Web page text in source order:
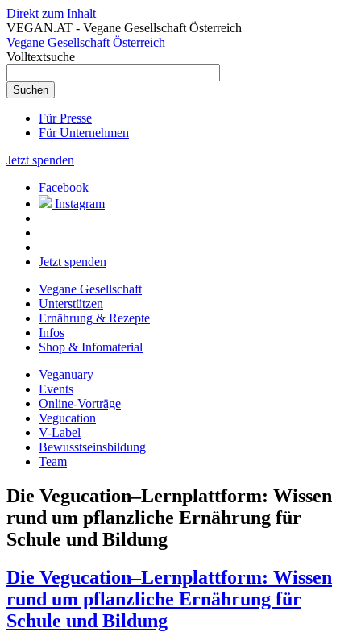
Direkt zum Inhalt
VEGAN.AT - Vegane Gesellschaft Österreich
Vegane Gesellschaft Österreich
Volltextsuche
Für Presse
Für Unternehmen
Jetzt spenden
Facebook
Instagram
Jetzt spenden
Vegane Gesellschaft
Unterstützen
Ernährung & Rezepte
Infos
Shop & Infomaterial
Veganuary
Events
Online-Vorträge
Vegucation
V-Label
Bewusstseinsbildung
Team
Die Vegucation–Lernplattform: Wissen
rund um pflanzliche Ernährung für
Schule und Bildung
Die Vegucation–Lernplattform: Wissen
rund um pflanzliche Ernährung für
Schule und Bildung